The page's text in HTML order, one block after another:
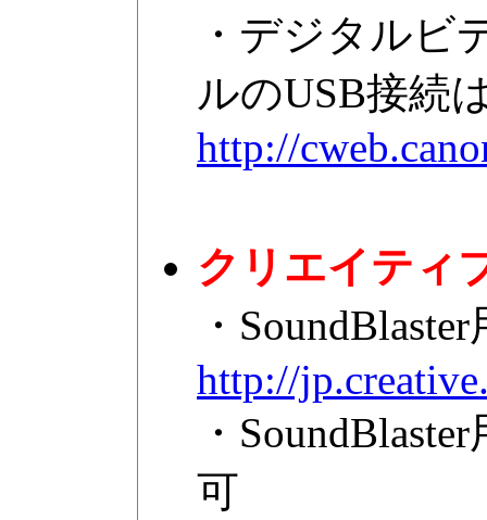
・デジタルビ
ルのUSB接続
http://
クリエイティ
・
http://
・
可